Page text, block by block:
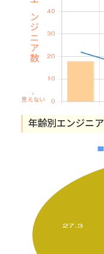
エンジニア数
↓
思えない
年齢別エンジニ